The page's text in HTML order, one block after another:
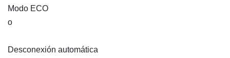
Modo ECO
o
Desconexión automática